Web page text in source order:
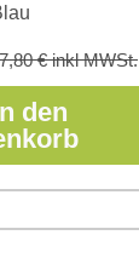
€inkl MWSt.
den